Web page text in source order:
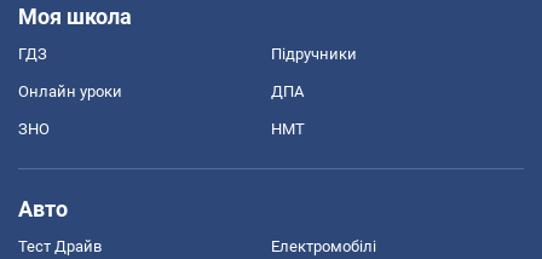
Моя школа
ГДЗ Підручники
Онлайн уроки ДПА
ЗНО НМТ
Авто
Тест Драйв Електромобілі